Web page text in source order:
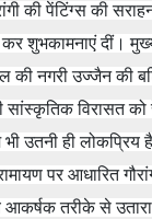
की पेंटिंग्स की
शुभकामनाएं दीं।
की नगरी उज्जैन की
सांस्कृतिक विरासत
उतनी ही लोकप्रिय
पर आधारित
तरीके से उतारा